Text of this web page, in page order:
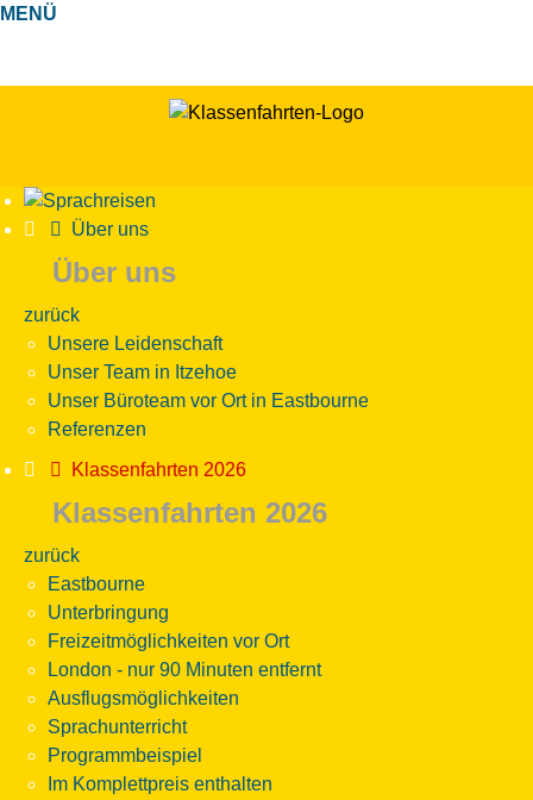
MENÜ
Über uns
Über uns
zurück
Unsere Leidenschaft
Unser Team in Itzehoe
Unser Büroteam vor Ort in Eastbourne
Referenzen
Klassenfahrten 2026
Klassenfahrten 2026
zurück
Eastbourne
Unterbringung
Freizeitmöglichkeiten vor Ort
London - nur 90 Minuten entfernt
Ausflugsmöglichkeiten
Sprachunterricht
Programmbeispiel
Im Komplettpreis enthalten